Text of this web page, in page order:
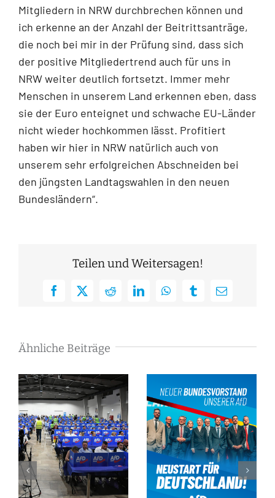
Mitgliedern in NRW durchbrechen können und
ich erkenne an der Anzahl der Beitrittsanträge,
die noch bei mir in der Prüfung sind, dass sich
der positive Mitgliedertrend auch für uns in
NRW weiter deutlich fortsetzt. Immer mehr
Menschen in unserem Land erkennen eben, dass
sie der Euro enteignet und schwache EU-Länder
nicht wieder hochkommen lässt. Profitiert
haben wir hier in NRW natürlich auch von
unserem sehr erfolgreichen Abschneiden bei
den jüngsten Landtagswahlen in den neuen
Bundesländern“.
Teilen und Weitersagen!
Facebook
X RedditLinkedInWhatsAppTumblrE-
Ähnliche Beiträge